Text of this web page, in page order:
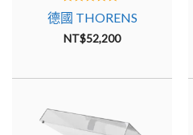
除了 TD 160 – TD 160 Mk V 型
盤（TD 160 super）、自動關
帶有不同的唱臂（TP 11、TP
合使用（TD 160 BC） . 所有
5.00
out of 5
德國 THORENS
NT$52,200